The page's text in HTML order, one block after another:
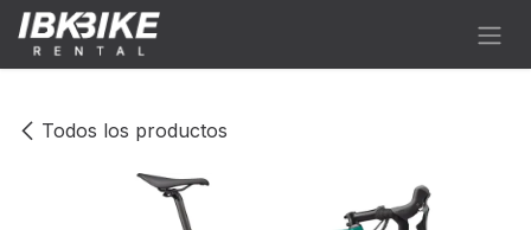
Ir al contenido
Todos los productos